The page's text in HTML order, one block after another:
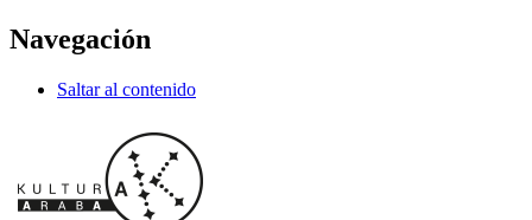
Navegación
Saltar al contenido